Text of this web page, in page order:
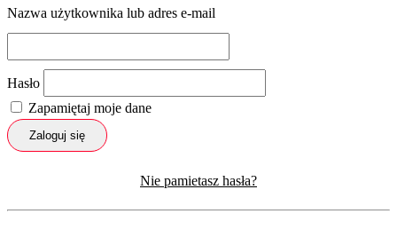
Nazwa użytkownika lub adres e-mail
Hasło
Zapamiętaj moje dane
Zaloguj się
Nie pamietasz hasła?